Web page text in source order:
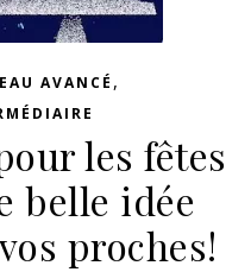
AVANCÉ ,
les fêtes
belle idée
proches!